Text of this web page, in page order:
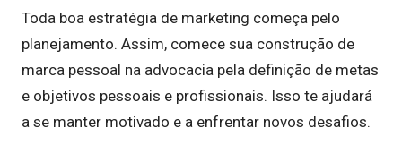
Toda boa estratégia de marketing começa pelo
planejamento. Assim, comece sua construção de
marca pessoal na advocacia pela definição de metas
e objetivos pessoais e profissionais. Isso te ajudará
a se manter motivado e a enfrentar novos desafios.